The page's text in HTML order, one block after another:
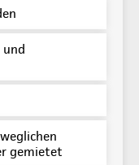
und
gemietet